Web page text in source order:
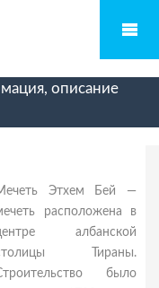
описание
Этхем Бей —
расположена в
албанской
Тираны.
было